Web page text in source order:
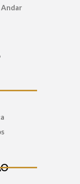
Andar